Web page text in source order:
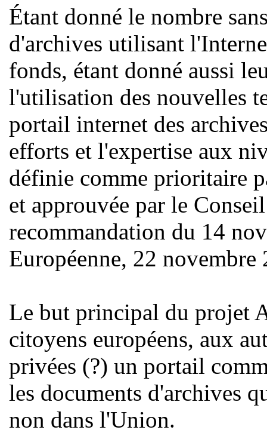
Étant donné le nombre
d'archives utilisant
fonds, étant donné aussi
l'utilisation des nouvelles
portail internet des
efforts et l'expertise aux
définie comme prioritaire
et approuvée par le
recommandation du 14
Européenne, 22
Le but principal du projet
citoyens européens, aux
privées (?) un portail
les documents d'archives
non dans l'Union.